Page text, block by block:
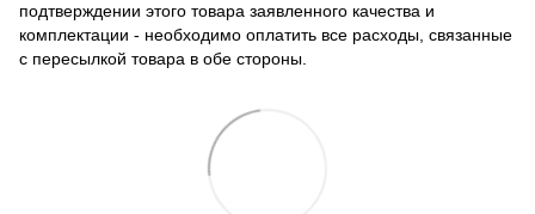
подтверждении этого товара заявленного качества и
комплектации - необходимо оплатить все расходы, связанные
с пересылкой товара в обе стороны.